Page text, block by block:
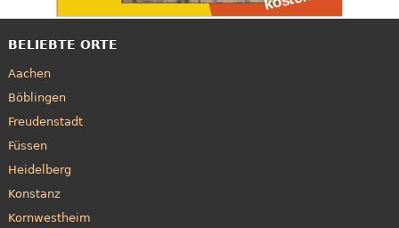
BELIEBTE ORTE
Aachen
Böblingen
Freudenstadt
Füssen
Heidelberg
Konstanz
Kornwestheim